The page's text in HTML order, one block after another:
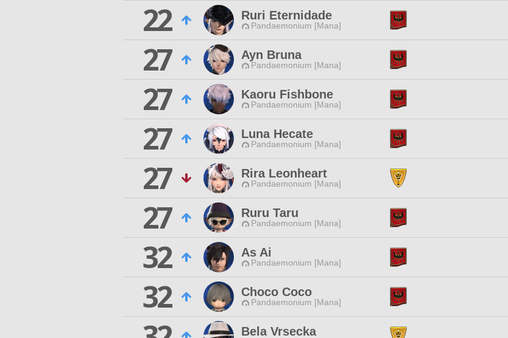
22
Ruri Eternidade
Pandaemonium [Mana]
27
Ayn Bruna
Pandaemonium [Mana]
27
Kaoru Fishbone
Pandaemonium [Mana]
27
Luna Hecate
Pandaemonium [Mana]
27
Rira Leonheart
Pandaemonium [Mana]
27
Ruru Taru
Pandaemonium [Mana]
32
As Ai
Pandaemonium [Mana]
32
Choco Coco
Pandaemonium [Mana]
Bela Vrsecka